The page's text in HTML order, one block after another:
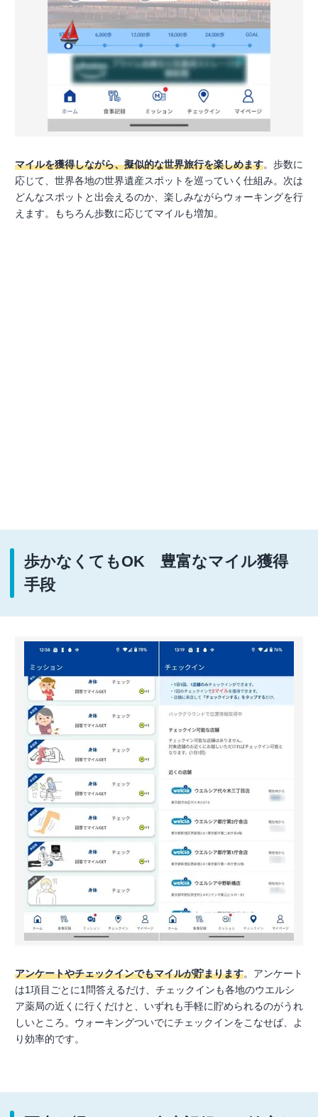
マイルを獲得しながら、擬似的な世界旅行を楽しめます。歩数に
応じて、世界各地の世界遺産スポットを巡っていく仕組み。次は
どんなスポットと出会えるのか、楽しみながらウォーキングを行
えます。もちろん歩数に応じてマイルも増加。
歩かなくてもOK 豊富なマイル獲得
手段
アンケートやチェックインでもマイルが貯まります。アンケート
は1項目ごとに1問答えるだけ、チェックインも各地のウエルシ
ア薬局の近くに行くだけと、いずれも手軽に貯められるのがうれ
しいところ。ウォーキングついでにチェックインをこなせば、よ
り効率的です。